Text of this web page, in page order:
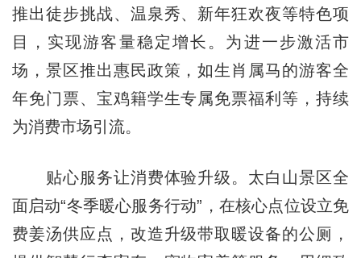
推出徒步挑战、温泉秀、新年狂欢夜等特色项
目，实现游客量稳定增长。为进一步激活市
场，景区推出惠民政策，如生肖属马的游客全
年免门票、宝鸡籍学生专属免票福利等，持续
为消费市场引流。
贴心服务让消费体验升级。太白山景区全
面启动“冬季暖心服务行动”，在核心点位设立免
费姜汤供应点，改造升级带取暖设备的公厕，